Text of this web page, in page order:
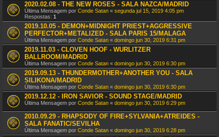
2020.02.08 - THE NEW ROSES - SALA NAZCA/MADRID
Última Mensagem por Conde Satan « segunda jul 15, 2019 4:05 pm
Respostas: 1
2019.10.05 - DEMON+MIDNIGHT PRIEST+AGGRESSIVE
PERFECTOR+METALIZED - SALA PARIS 15/MALAGA
Última Mensagem por Conde Satan « domingo jun 30, 2019 6:31 pm
2019.11.03 - CLOVEN HOOF - WURLITZER
BALLROOM/MADRID
Última Mensagem por Conde Satan « domingo jun 30, 2019 6:30 pm
2019.09.13 - THUNDERMOTHER+ANOTHER YOU - SALA
SILIKONA/MADRID
Última Mensagem por Conde Satan « domingo jun 30, 2019 6:30 pm
2019.12.12 - IRON SAVIOR - SOUND STAGE/MADRID
Última Mensagem por Conde Satan « domingo jun 30, 2019 6:29 pm
2010.09.29 - RHAPSODY OF FIRE+SYLVANIA+ATREIDES -
SALA FANATIC/SEVILHA
Última Mensagem por Conde Satan « domingo jun 30, 2019 6:28 pm